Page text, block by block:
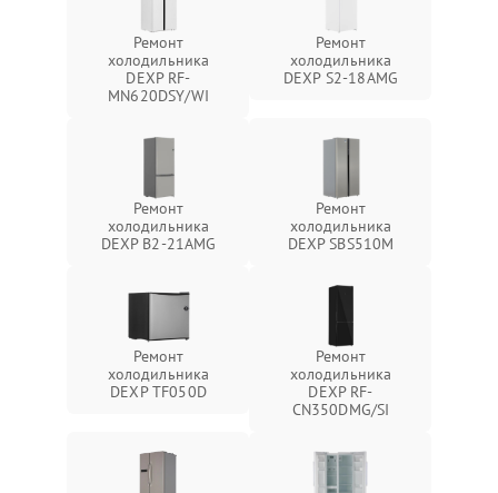
Ремонт
холодильника
DEXP RF-
MN620DSY/WI
Ремонт
холодильника
DEXP S2-18AMG
Ремонт
холодильника
DEXP B2-21AMG
Ремонт
холодильника
DEXP SBS510M
Ремонт
холодильника
DEXP TF050D
Ремонт
холодильника
DEXP RF-
CN350DMG/SI